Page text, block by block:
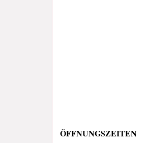
ÖFFNUNGSZEITEN